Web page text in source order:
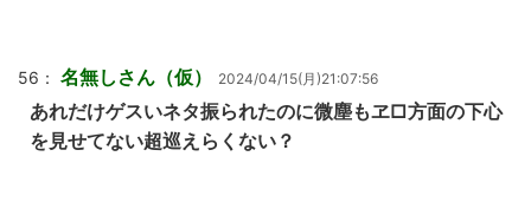
56： 名無しさん（仮） 2024/04/15(月)21:07:56
あれだけゲスいネタ振られたのに微塵もヱ□方面の下心
を見せてない超巡えらくない？